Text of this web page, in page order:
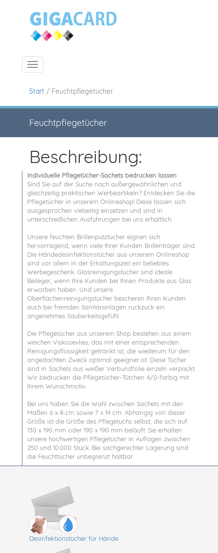
Navigation ein-/ausblenden
Start / Feuchtpflegetücher
Feuchtpflegetücher
Beschreibung:
Individuelle Pflegetücher-Sachets bedrucken lassen
Sind Sie auf der Suche nach außergewöhnlichen und
gleichzeitig praktischen Werbeartikeln? Entdecken Sie die
Pflegetücher in unserem Onlineshop! Diese lassen sich
ausgesprochen vielseitig einsetzen und sind in
unterschiedlichen Ausführungen bei uns erhältlich.
Unsere feuchten Brillenputztücher eignen sich
hervorragend, wenn viele Ihrer Kunden Brillenträger sind.
Die Händedesinfektionstücher aus unserem Onlineshop
sind vor allem in der Erkältungszeit ein beliebtes
Werbegeschenk. Glasreinigungstücher sind ideale
Beileger, wenn Ihre Kunden bei Ihnen Produkte aus Glas
erworben haben. Und unsere
Oberflächenreinigungstücher bescheren Ihren Kunden
auch bei fremden Sanitäranlagen ruckzuck ein
angenehmes Sauberkeitsgefühl.
Die Pflegetücher aus unserem Shop bestehen aus einem
weichen Viskosevlies, das mit einer entsprechenden
Reinigungsflüssigkeit getränkt ist, die wiederum für den
angedachten Zweck optimal geeignet ist. Diese Tücher
sind in Sachets aus weißer Verbundfolie einzeln verpackt.
Wir bedrucken die Pflegetücher-Tütchen 4/0-farbig mit
Ihrem Wunschmotiv.
Bei uns haben Sie die Wahl zwischen Sachets mit den
Maßen 6 x 8 cm sowie 7 x 14 cm. Abhängig von dieser
Größe ist die Größe des Pflegetuchs selbst, die sich auf
130 x 190 mm oder 190 x 190 mm beläuft. Sie erhalten
unsere hochwertigen Pflegetücher in Auflagen zwischen
250 und 10.000 Stück. Bei sachgerechter Lagerung sind
die Feuchttücher unbegrenzt haltbar.
Desinfektionstücher für Hände